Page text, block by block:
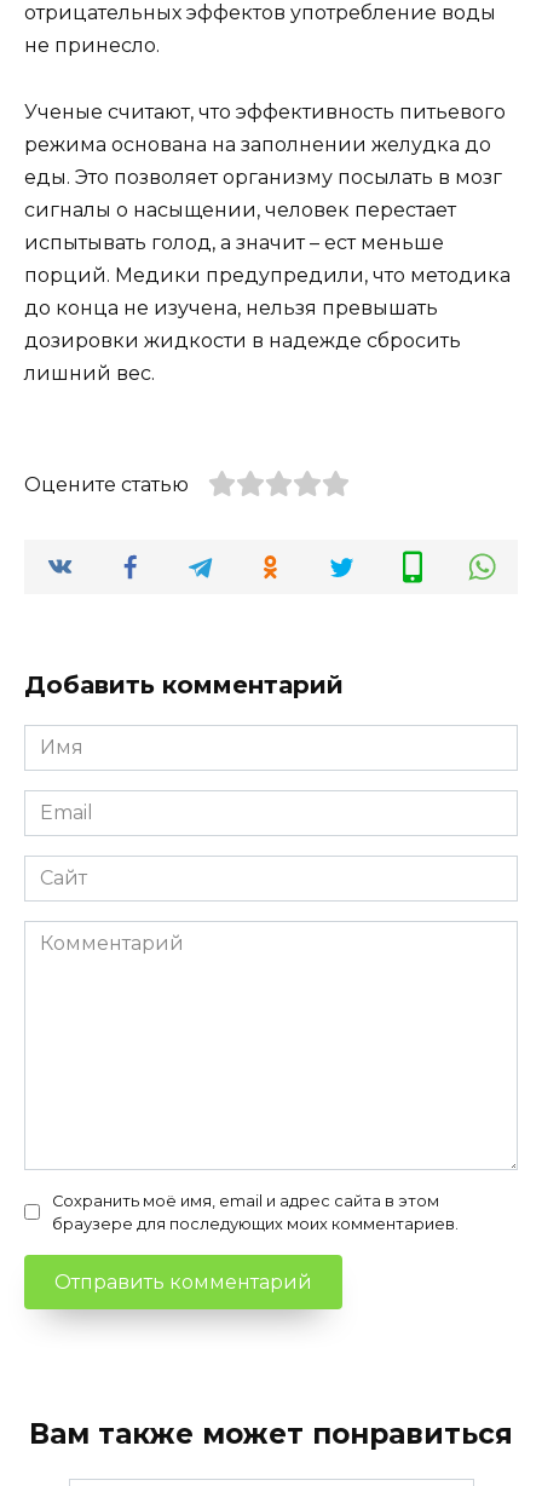
отрицательных эффектов употребление воды
не принесло.
Ученые считают, что эффективность питьевого
режима основана на заполнении желудка до
еды. Это позволяет организму посылать в мозг
сигналы о насыщении, человек перестает
испытывать голод, а значит – ест меньше
порций. Медики предупредили, что методика
до конца не изучена, нельзя превышать
дозировки жидкости в надежде сбросить
лишний вес.
Оцените статью
Добавить комментарий
Имя
*
Email
*
Сайт
Комментарий
Сохранить моё имя, email и адрес сайта в этом
браузере для последующих моих комментариев.
Вам также может понравиться